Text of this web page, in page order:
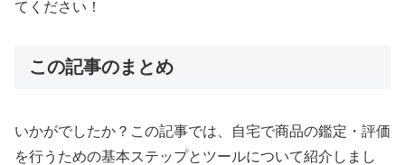
てください！
この記事のまとめ
いかがでしたか？この記事では、自宅で商品の鑑定・評価
を行うための基本ステップとツールについて紹介しまし